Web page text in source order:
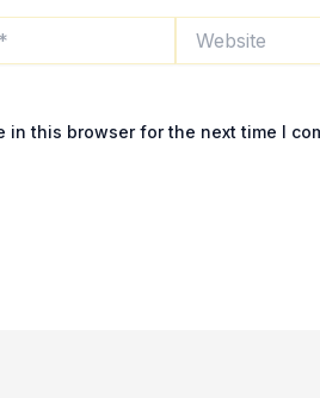
in this browser for the next time I